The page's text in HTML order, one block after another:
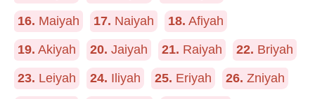
16. Maiyah 17. Naiyah 18. Afiyah
19. Akiyah 20. Jaiyah 21. Raiyah 22. Briyah
23. Leiyah 24. Iliyah 25. Eriyah 26. Zniyah